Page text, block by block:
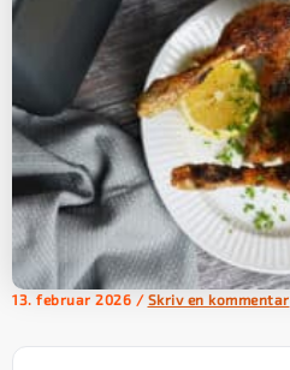
e
13. februar 2026 / Skriv en kommentar